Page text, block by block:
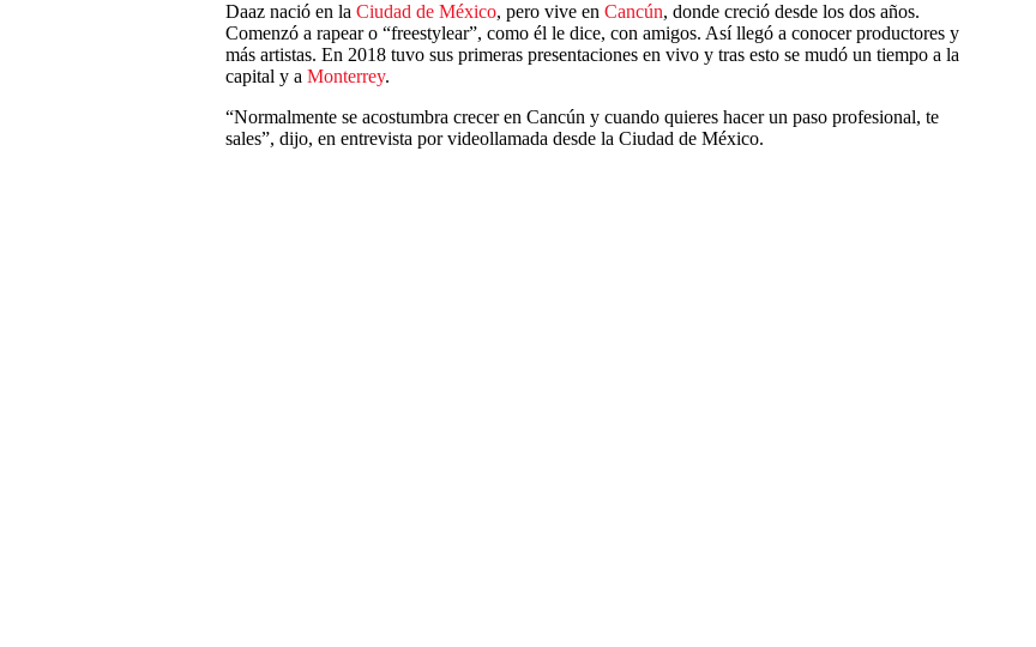
Daaz nació en la Ciudad de México, pero vive en Cancún, donde creció desde los dos años.
Comenzó a rapear o “freestylear”, como él le dice, con amigos. Así llegó a conocer productores y
más artistas. En 2018 tuvo sus primeras presentaciones en vivo y tras esto se mudó un tiempo a la
capital y a Monterrey.
“Normalmente se acostumbra crecer en Cancún y cuando quieres hacer un paso profesional, te
sales”, dijo, en entrevista por videollamada desde la Ciudad de México.